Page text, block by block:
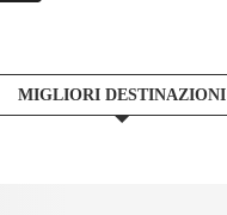
MIGLIORI DESTINAZIONI